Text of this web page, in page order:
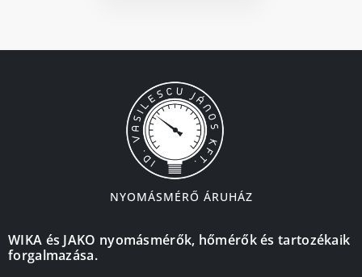
NYOMÁSMÉRŐ ÁRUHÁZ
WIKA és JAKO nyomásmérők, hőmérők és tartozékaik
forgalmazása.